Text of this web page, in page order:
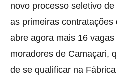
novo processo seletivo
as primeiras
abre agora mais 16
moradores de Camaçari,
de se qualificar na